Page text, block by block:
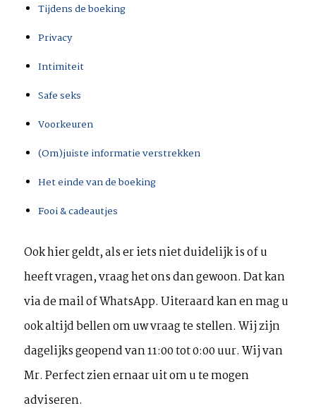
Tijdens de boeking
Privacy
Intimiteit
Safe seks
Voorkeuren
(Om)juiste informatie verstrekken
Het einde van de boeking
Fooi & cadeautjes
Ook hier geldt, als er iets niet duidelijk is of u
heeft vragen, vraag het ons dan gewoon. Dat kan
via de mail of WhatsApp. Uiteraard kan en mag u
ook altijd bellen om uw vraag te stellen. Wij zijn
dagelijks geopend van 11:00 tot 0:00 uur. Wij van
Mr. Perfect zien ernaar uit om u te mogen
adviseren.